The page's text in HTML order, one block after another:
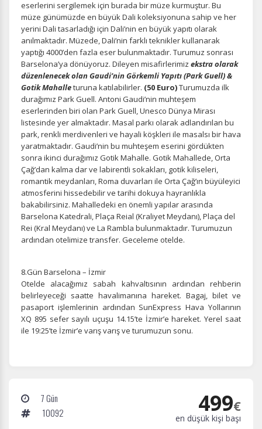
eserlerini sergilemek için burada bir müze kurmuştur. Bu
müze günümüzde en büyük Dali koleksiyonuna sahip ve her
yerini Dali tasarladığı için Dali’nin en büyük yapıtı olarak
anılmaktadır. Müzede, Dali’nin farklı teknikler kullanarak
yaptığı 4000’den fazla eser bulunmaktadır. Turumuz sonrası
Barselona’ya dönüyoruz. Dileyen misafirlerimiz ekstra olarak
düzenlenecek olanGaudi’nin Görkemli Yapıtı (Park Guell) &
Gotik Mahalleturuna katılabilirler. (50 Euro)Turumuzda ilk
durağımız Park Guell. Antoni Gaudi’nin muhteşem
eserlerinden biri olan Park Guell, Unesco Dünya Mirası
listesinde yer almaktadır. Masal parkı olarak adlandırılan bu
park, renkli merdivenleri ve hayali köşkleri ile masalsı bir hava
yaratmaktadır. Gaudi’nin bu muhteşem eserini gördükten
sonra ikinci durağımız Gotik Mahalle. Gotik Mahallede, Orta
Çağ’dan kalma dar ve labirentli sokakları, gotik kiliseleri,
romantik meydanları, Roma duvarları ile Orta Çağ’ın büyüleyici
atmosferini hissedebilir ve tarihi dokuya hayranlıkla
bakabilirsiniz. Mahalledeki en önemli yapılar arasında
Barselona Katedrali, Plaça Reial (Kraliyet Meydanı), Plaça del
Rei (Kral Meydanı) ve La Rambla bulunmaktadır. Turumuzun
ardından otelimize transfer. Geceleme otelde.
8.Gün Barselona – İzmir
Otelde alacağımız sabah kahvaltısının ardından rehberin
belirleyeceği saatte havalimanına hareket. Bagaj, bilet ve
pasaport işlemlerinin ardından SunExpress Hava Yollarının
XQ 895 sefer sayılı uçuşu 14.15’te İzmir’e hareket. Yerel saat
ile 19:25’te İzmir’e varış varış ve turumuzun sonu.
7 Gün
10092
499€
en düşük kişi başı